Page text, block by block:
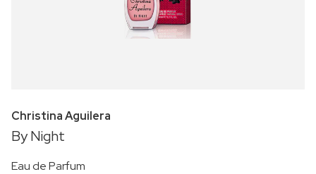
Christina Aguilera
By Night
Eau de Parfum